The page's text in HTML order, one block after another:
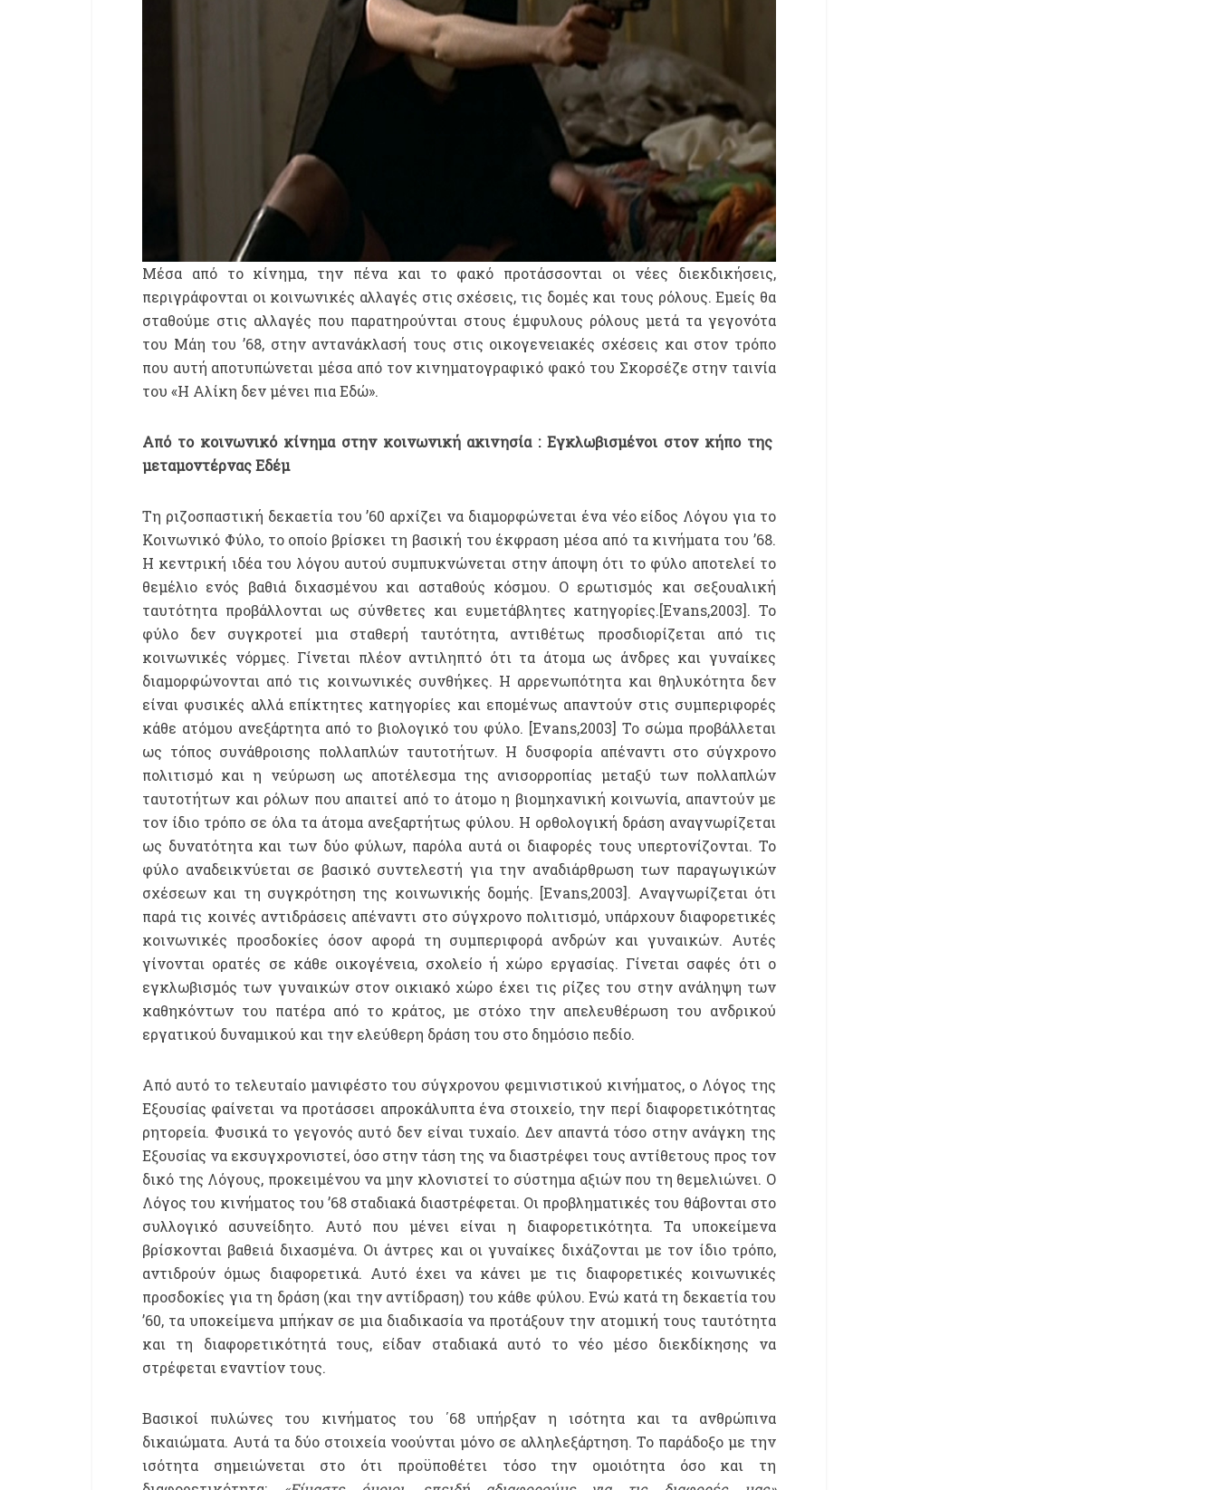
Μέσα από το κίνημα, την πένα και το φακό προτάσσονται οι νέες διεκδικήσεις,
περιγράφονται οι κοινωνικές αλλαγές στις σχέσεις, τις δομές και τους ρόλους. Εμείς θα
σταθούμε στις αλλαγές που παρατηρούνται στους έμφυλους ρόλους μετά τα γεγονότα
του Μάη του ’68, στην αντανάκλασή τους στις οικογενειακές σχέσεις και στον τρόπο
που αυτή αποτυπώνεται μέσα από τον κινηματογραφικό φακό του Σκορσέζε στην ταινία
του «Η Αλίκη δεν μένει πια Εδώ».
Από το κοινωνικό κίνημα στην κοινωνική ακινησία : Εγκλωβισμένοι στον κήπο της
μεταμοντέρνας Εδέμ
Τη ριζοσπαστική δεκαετία του ’60 αρχίζει να διαμορφώνεται ένα νέο είδος Λόγου για το
Κοινωνικό Φύλο, το οποίο βρίσκει τη βασική του έκφραση μέσα από τα κινήματα του ’68.
Η κεντρική ιδέα του λόγου αυτού συμπυκνώνεται στην άποψη ότι το φύλο αποτελεί το
θεμέλιο ενός βαθιά διχασμένου και ασταθούς κόσμου. Ο ερωτισμός και σεξουαλική
ταυτότητα προβάλλονται ως σύνθετες και ευμετάβλητες κατηγορίες.[Evans,2003]. Το
φύλο δεν συγκροτεί μια σταθερή ταυτότητα, αντιθέτως προσδιορίζεται από τις
κοινωνικές νόρμες. Γίνεται πλέον αντιληπτό ότι τα άτομα ως άνδρες και γυναίκες
διαμορφώνονται από τις κοινωνικές συνθήκες. Η αρρενωπότητα και θηλυκότητα δεν
είναι φυσικές αλλά επίκτητες κατηγορίες και επομένως απαντούν στις συμπεριφορές
κάθε ατόμου ανεξάρτητα από το βιολογικό του φύλο. [Evans,2003] Το σώμα προβάλλεται
ως τόπος συνάθροισης πολλαπλών ταυτοτήτων. Η δυσφορία απέναντι στο σύγχρονο
πολιτισμό και η νεύρωση ως αποτέλεσμα της ανισορροπίας μεταξύ των πολλαπλών
ταυτοτήτων και ρόλων που απαιτεί από το άτομο η βιομηχανική κοινωνία, απαντούν με
τον ίδιο τρόπο σε όλα τα άτομα ανεξαρτήτως φύλου. Η ορθολογική δράση αναγνωρίζεται
ως δυνατότητα και των δύο φύλων, παρόλα αυτά οι διαφορές τους υπερτονίζονται. Το
φύλο αναδεικνύεται σε βασικό συντελεστή για την αναδιάρθρωση των παραγωγικών
σχέσεων και τη συγκρότηση της κοινωνικής δομής. [Evans,2003]. Αναγνωρίζεται ότι
παρά τις κοινές αντιδράσεις απέναντι στο σύγχρονο πολιτισμό, υπάρχουν διαφορετικές
κοινωνικές προσδοκίες όσον αφορά τη συμπεριφορά ανδρών και γυναικών. Αυτές
γίνονται ορατές σε κάθε οικογένεια, σχολείο ή χώρο εργασίας. Γίνεται σαφές ότι ο
εγκλωβισμός των γυναικών στον οικιακό χώρο έχει τις ρίζες του στην ανάληψη των
καθηκόντων του πατέρα από το κράτος, με στόχο την απελευθέρωση του ανδρικού
εργατικού δυναμικού και την ελεύθερη δράση του στο δημόσιο πεδίο.
Από αυτό το τελευταίο μανιφέστο του σύγχρονου φεμινιστικού κινήματος, ο Λόγος της
Εξουσίας φαίνεται να προτάσσει απροκάλυπτα ένα στοιχείο, την περί διαφορετικότητας
ρητορεία. Φυσικά το γεγονός αυτό δεν είναι τυχαίο. Δεν απαντά τόσο στην ανάγκη της
Εξουσίας να εκσυγχρονιστεί, όσο στην τάση της να διαστρέφει τους αντίθετους προς τον
δικό της Λόγους, προκειμένου να μην κλονιστεί το σύστημα αξιών που τη θεμελιώνει. Ο
Λόγος του κινήματος του ’68 σταδιακά διαστρέφεται. Οι προβληματικές του θάβονται στο
συλλογικό ασυνείδητο. Αυτό που μένει είναι η διαφορετικότητα. Τα υποκείμενα
βρίσκονται βαθειά διχασμένα. Οι άντρες και οι γυναίκες διχάζονται με τον ίδιο τρόπο,
αντιδρούν όμως διαφορετικά. Αυτό έχει να κάνει με τις διαφορετικές κοινωνικές
προσδοκίες για τη δράση (και την αντίδραση) του κάθε φύλου. Ενώ κατά τη δεκαετία του
’60, τα υποκείμενα μπήκαν σε μια διαδικασία να προτάξουν την ατομική τους ταυτότητα
και τη διαφορετικότητά τους, είδαν σταδιακά αυτό το νέο μέσο διεκδίκησης να
στρέφεται εναντίον τους.
Βασικοί πυλώνες του κινήματος του ΄68 υπήρξαν η ισότητα και τα ανθρώπινα
δικαιώματα. Αυτά τα δύο στοιχεία νοούνται μόνο σε αλληλεξάρτηση. Το παράδοξο με την
ισότητα σημειώνεται στο ότι προϋποθέτει τόσο την ομοιότητα όσο και τη